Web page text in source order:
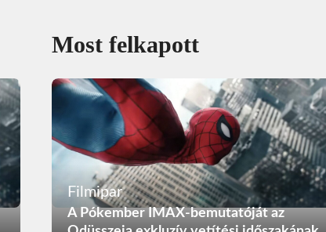
Most felkapott
Filmipar
A Pókember IMAX-bemutatóját az